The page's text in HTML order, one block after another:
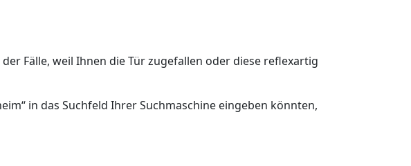
Fälle, weil Ihnen die Tür zugefallen oder diese reflexartig
in das Suchfeld Ihrer Suchmaschine eingeben könnten,